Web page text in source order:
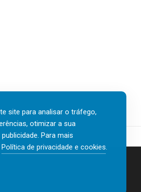
site para analisar o tráfego,
otimizar a sua
Para mais
Política de privacidade e cookies.